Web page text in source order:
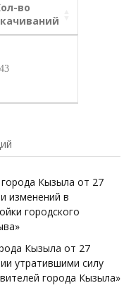
во
Кызыла от 27
изменений в
городского
Кызыла от 27
утратившими силу
города Кызыла»